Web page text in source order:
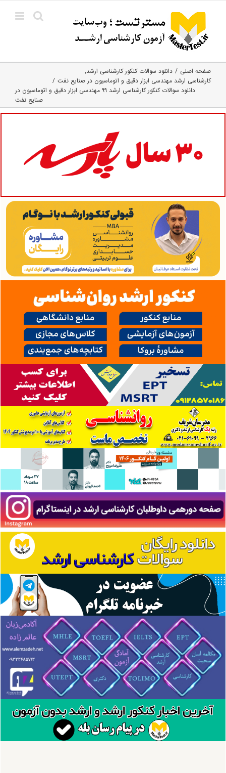
content
صفحه اصلی
دانلود سوالات کنکور کارشناسی ارشد
کارشناسی ارشد مهندسی ابزار دقیق و اتوماسیون در صنایع نفت
دانلود سوالات کنکور کارشناسی ارشد ۹۹ مهندسی ابزار دقیق و اتوماسیون در
صنایع نفت